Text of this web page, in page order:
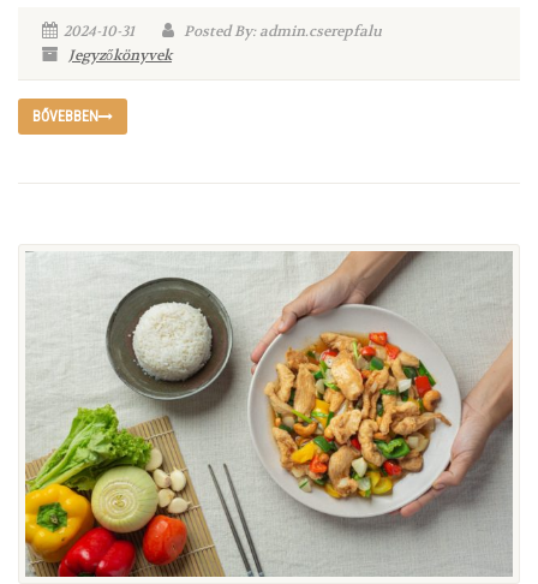
2024-10-31
Posted By: admin.cserepfalu
Jegyzőkönyvek
BŐVEBBEN